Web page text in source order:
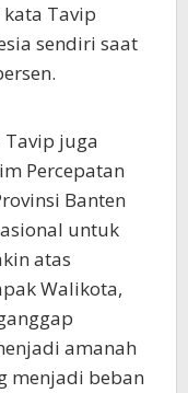
kata Tavip
sendiri saat
Tavip juga
Percepatan
Banten
untuk
atas
Walikota,
amanah
menjadi beban